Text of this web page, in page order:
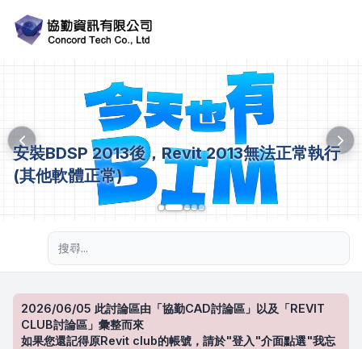
安裝BDSP 2013後，Revit 2013無法正常執行
(其他軟體正常)
2026/06/05 此討論區由「協勤CAD討論區」以及「REVIT
CLUB討論區」彙整而來
如果您還記得原Revit club的帳號，請於"登入"介面點選"我忘